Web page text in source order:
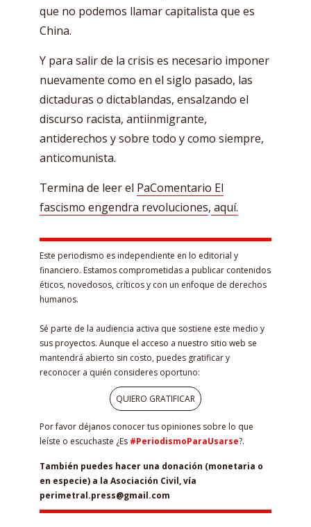
que no podemos llamar capitalista que es
China.
Y para salir de la crisis es necesario imponer
nuevamente como en el siglo pasado, las
dictaduras o dictablandas, ensalzando el
discurso racista, antiinmigrante,
antiderechos y sobre todo y como siempre,
anticomunista.
Termina de leer el PaComentario El
fascismo engendra revoluciones, aquí.
Este periodismo es independiente en lo editorial y
financiero. Estamos comprometidas a publicar contenidos
éticos, novedosos, críticos y con un enfoque de derechos
humanos.
Sé parte de la audiencia activa que sostiene este medio y
sus proyectos. Aunque el acceso a nuestro sitio web se
mantendrá abierto sin costo, puedes gratificar y
reconocer a quién consideres oportuno:
QUIERO GRATIFICAR
Por favor déjanos conocer tus opiniones sobre lo que
leíste o escuchaste ¿Es #PeriodismoParaUsarse?.
También puedes hacer una donación (monetaria o
en especie) a la Asociación Civil, vía
perimetral.press@gmail.com